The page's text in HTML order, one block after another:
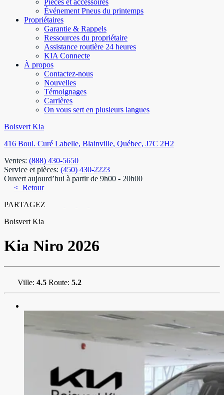
Pièces et accessoires
Événement Pneus du printemps
Propriétaires
Garantie & Rappels
Ressources du propriétaire
Assistance routière 24 heures
KIA Connecte
À propos
Contactez-nous
Nouvelles
Témoignages
Carrières
On vous sert en plusieurs langues
Boisvert Kia
416 Boul. Curé Labelle, Blainville, Québec, J7C 2H2
Ventes: (888) 430-5650
Service et pièces: (450) 430-2223
Ouvert aujourd’hui à partir de 9h00 - 20h00
< Retour
PARTAGEZ
Boisvert Kia
Kia Niro 2026
Ville: 4.5 Route: 5.2